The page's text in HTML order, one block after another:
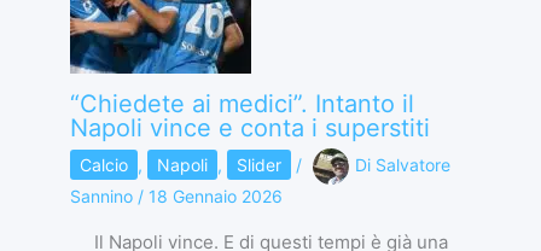
“Chiedete ai medici”. Intanto il
Napoli vince e conta i superstiti
Calcio , Napoli , Slider / Di Salvatore
Sannino / 18 Gennaio 2026
Il Napoli vince. E di questi tempi è già una